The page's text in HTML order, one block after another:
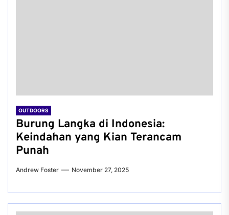
OUTDOORS
Burung Langka di Indonesia:
Keindahan yang Kian Terancam
Punah
Andrew Foster November 27, 2025